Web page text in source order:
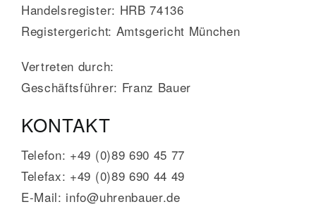
GALERIE
Handelsregister: HRB 74136
Registergericht: Amtsgericht München
Vertreten durch:
Geschäftsführer: Franz Bauer
KONTAKT
Telefon: +49 (0)89 690 45 77
Telefax: +49 (0)89 690 44 49
E-Mail: info@uhrenbauer.de